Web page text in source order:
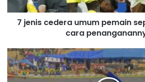
d
s
s
7 jenis cedera umum pemain
cara